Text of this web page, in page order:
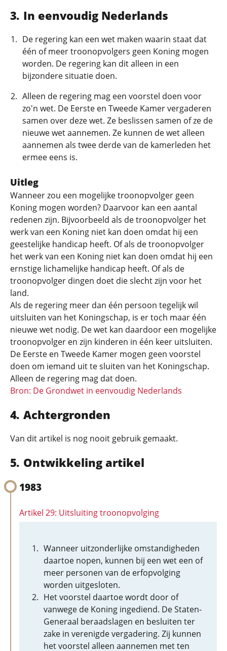
In eenvoudig Nederlands
De regering kan een wet maken waarin staat dat
één of meer troonopvolgers geen Koning mogen
worden. De regering kan dit alleen in een
bijzondere situatie doen.
Alleen de regering mag een voorstel doen voor
zo'n wet. De Eerste en Tweede Kamer vergaderen
samen over deze wet. Ze beslissen samen of ze de
nieuwe wet aannemen. Ze kunnen de wet alleen
aannemen als twee derde van de kamerleden het
ermee eens is.
Uitleg
Wanneer zou een mogelijke troonopvolger geen
Koning mogen worden? Daarvoor kan een aantal
redenen zijn. Bijvoorbeeld als de troonopvolger het
werk van een Koning niet kan doen omdat hij een
geestelijke handicap heeft. Of als de troonopvolger
het werk van een Koning niet kan doen omdat hij een
ernstige lichamelijke handicap heeft. Of als de
troonopvolger dingen doet die slecht zijn voor het
land.
Als de regering meer dan één persoon tegelijk wil
uitsluiten van het Koningschap, is er toch maar één
nieuwe wet nodig. De wet kan daardoor een mogelijke
troonopvolger en zijn kinderen in één keer uitsluiten.
De Eerste en Tweede Kamer mogen geen voorstel
doen om iemand uit te sluiten van het Koningschap.
Alleen de regering mag dat doen.
Bron: De Grondwet in eenvoudig Nederlands
Achtergronden
Van dit artikel is nog nooit gebruik gemaakt.
Ontwikkeling artikel
1983
Artikel 29: Uitsluiting troonopvolging
Wanneer uitzonderlijke omstandigheden
daartoe nopen, kunnen bij een wet een of
meer personen van de erfopvolging
worden uitgesloten.
Het voorstel daartoe wordt door of
vanwege de Koning ingediend. De Staten-
Generaal beraadslagen en besluiten ter
zake in verenigde vergadering. Zij kunnen
het voorstel alleen aannemen met ten